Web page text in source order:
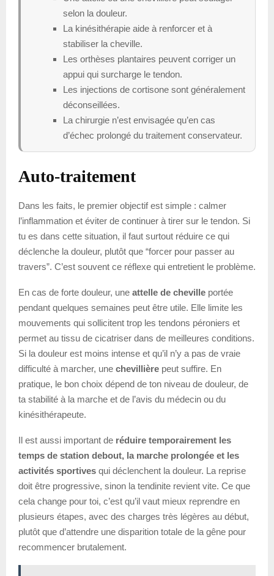
selon la douleur.
La kinésithérapie aide à renforcer et à
stabiliser la cheville.
Les orthèses plantaires peuvent corriger un
appui qui surcharge le tendon.
Les injections de cortisone sont généralement
déconseillées.
La chirurgie n’est envisagée qu’en cas
d’échec prolongé du traitement conservateur.
Auto-traitement
Dans les faits, le premier objectif est simple : calmer
l’inflammation et éviter de continuer à tirer sur le tendon. Si
tu es dans cette situation, il faut surtout réduire ce qui
déclenche la douleur, plutôt que “forcer pour passer au
travers”. C’est souvent ce réflexe qui entretient le problème.
En cas de forte douleur, une attelle de cheville portée
pendant quelques semaines peut être utile. Elle limite les
mouvements qui sollicitent trop les tendons péroniers et
permet au tissu de cicatriser dans de meilleures conditions.
Si la douleur est moins intense et qu’il n’y a pas de vraie
difficulté à marcher, une chevillière peut suffire. En
pratique, le bon choix dépend de ton niveau de douleur, de
ta stabilité à la marche et de l’avis du médecin ou du
kinésithérapeute.
Il est aussi important de réduire temporairement les
temps de station debout, la marche prolongée et les
activités sportives qui déclenchent la douleur. La reprise
doit être progressive, sinon la tendinite revient vite. Ce que
cela change pour toi, c’est qu’il vaut mieux reprendre en
plusieurs étapes, avec des charges très légères au début,
plutôt que d’attendre une disparition totale de la gêne pour
recommencer brutalement.